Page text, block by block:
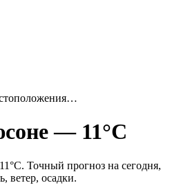
— 11°C
Точный прогноз на сегодня,
ветер, осадки.